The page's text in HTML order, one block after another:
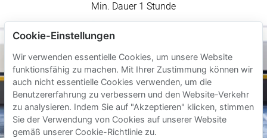
Min. Dauer 1 Stunde
Cookie-Einstellungen
Wir verwenden essentielle Cookies, um unsere Website
funktionsfähig zu machen. Mit Ihrer Zustimmung können wir
auch nicht essentielle Cookies verwenden, um die
Benutzererfahrung zu verbessern und den Website-Verkehr
zu analysieren. Indem Sie auf "Akzeptieren" klicken, stimmen
Sie der Verwendung von Cookies auf unserer Website
gemäß unserer Cookie-Richtlinie zu.